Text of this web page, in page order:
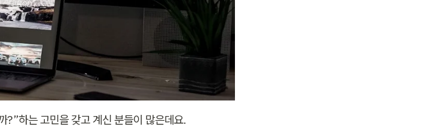
?”하는 고민을 갖고 계신 분들이 많은데요.